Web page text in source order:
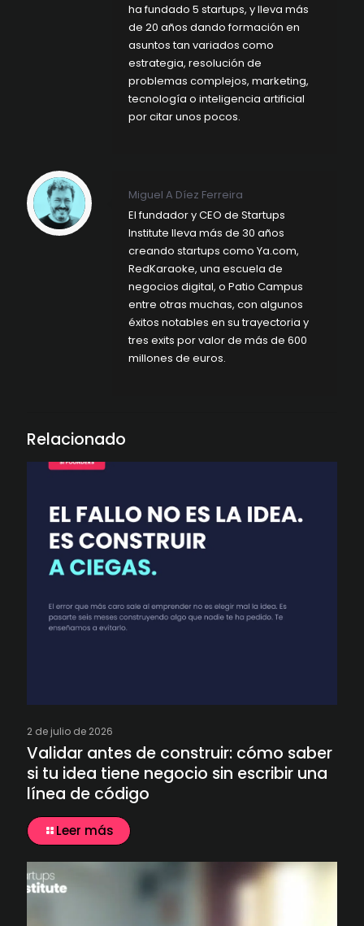
ha fundado 5 startups, y lleva más
de 20 años dando formación en
asuntos tan variados como
estrategia, resolución de
problemas complejos, marketing,
tecnología o inteligencia artificial
por citar unos pocos.
Miguel A Díez Ferreira
El fundador y CEO de Startups
Institute lleva más de 30 años
creando startups como Ya.com,
RedKaraoke, una escuela de
negocios digital, o Patio Campus
entre otras muchas, con algunos
éxitos notables en su trayectoria y
tres exits por valor de más de 600
millones de euros.
Relacionado
2 de julio de 2026
Validar antes de construir: cómo saber
si tu idea tiene negocio sin escribir una
línea de código
Leer más